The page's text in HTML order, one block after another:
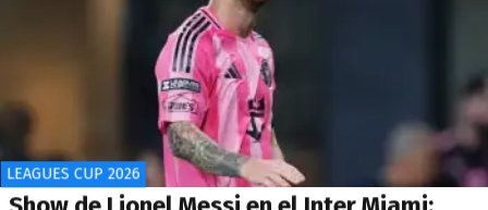
LEAGUES CUP 2026